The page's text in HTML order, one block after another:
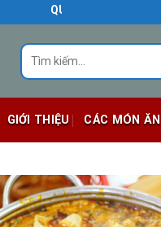
QUÁN ĂN NGON BIÊN HÒA
Tìm
kiếm:
GIỚI THIỆU CÁC MÓN ĂN